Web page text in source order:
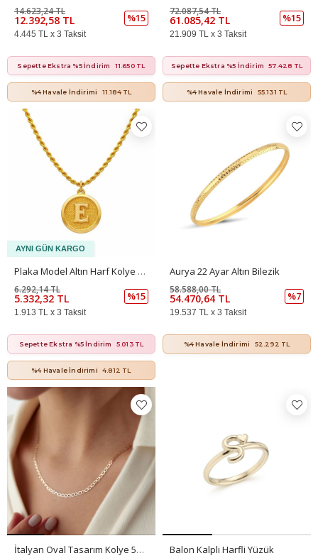
12.392,58 TL
14.623,24 TL
%15
4.445 TL x 3 Taksit
Sepette Ekstra %5 İndirim 11.650 TL
%4 Havale İndirimi 11.184 TL
61.085,42 TL
72.087,54 TL
%15
21.909 TL x 3 Taksit
Sepette Ekstra %5 İndirim 57.428 TL
%4 Havale İndirimi 55.131 TL
Plaka Model Altın Harf Kolye Ucu – Kişiye Özel Tasarım (2 × 1,90 Cm – 0,05 Mm)
5.332,32 TL
6.292,14 TL
%15
1.913 TL x 3 Taksit
Sepette Ekstra %5 İndirim 5.013 TL
%4 Havale İndirimi 4.812 TL
Aurya 22 Ayar Altın Bilezik
54.470,64 TL
58.588,00 TL
%7
19.537 TL x 3 Taksit
%4 Havale İndirimi 52.292 TL
İtalyan Oval Tasarım Kolye 50 Cm Balon Kalpli Harfli Yüzük